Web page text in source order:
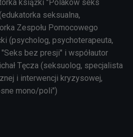
książki "Polaków seks
seksualna,
Zespołu Pomocowego
(psycholog, psychoterapeuta,
bez presji" i współautor
Tęcza (seksuolog, specjalista
i interwencji kryzysowej,
mono/poli")